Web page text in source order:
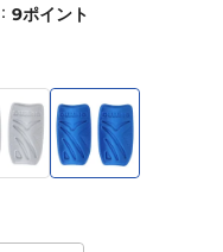
9ポイント